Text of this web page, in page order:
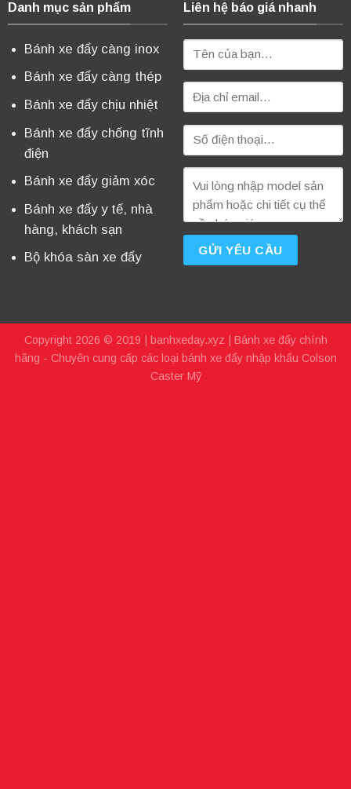
Danh mục sản phẩm
Bánh xe đẩy càng inox
Bánh xe đẩy càng thép
Bánh xe đẩy chịu nhiệt
Bánh xe đẩy chống tĩnh
điện
Bánh xe đẩy giảm xóc
Bánh xe đẩy y tế, nhà
hàng, khách sạn
Bộ khóa sàn xe đẩy
Liên hệ báo giá nhanh
Copyright 2026 © 2019 | banhxeday.xyz | Bánh xe đẩy chính
hãng - Chuyên cung cấp các loại bánh xe đẩy nhập khẩu Colson
Caster Mỹ